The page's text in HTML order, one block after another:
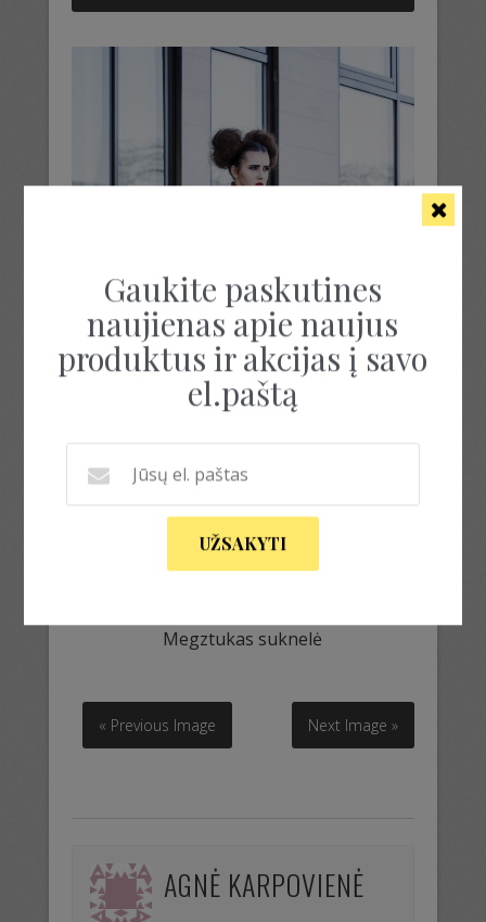
Megztukas suknelė
« Previous Image Next Image »
AGNĖ KARPOVIENĖ
Gaukite paskutines
naujienas apie naujus
produktus ir akcijas į savo
el.paštą
UŽSAKYTI